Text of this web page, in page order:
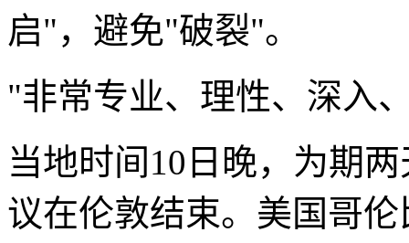
启"，避免"破裂"。
"非常专业、理性、深入
当地时间10日晚，为期
议在伦敦结束。美国哥